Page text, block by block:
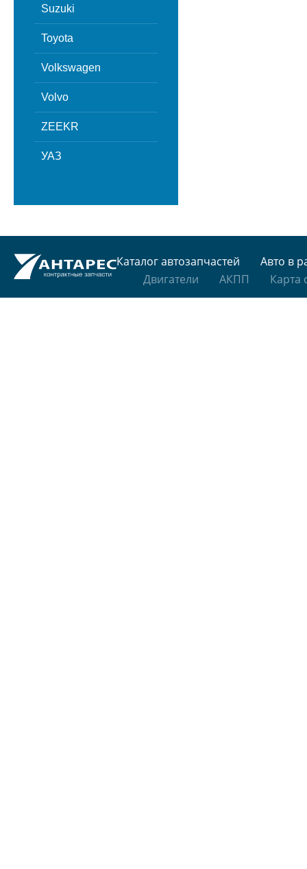
Suzuki
Toyota
Volkswagen
Volvo
ZEEKR
УАЗ
Каталог автозапчастей
Авто в
Двигатели
АКПП Карта